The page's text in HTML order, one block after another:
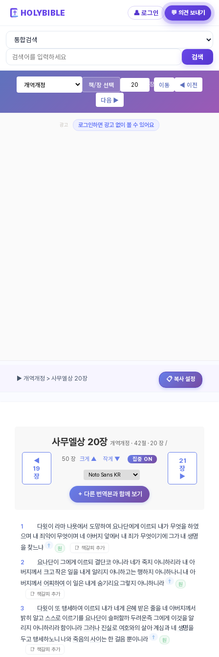
HOLYBIBLE 👤 로그인 💬 의견 보내기
성경읽기 - 개역개정 개역한글 NIV KJV
검색
책/장 선택 장 이동
◀ 이전
다음 ▶
광고 로그인하면 광고 없이 볼 수 있어요
▶ 개역개정 > 사무엘상 20장 📋 복사 설정
◀
19
장
사무엘상 20장개역개정 · 42절 · 20 장 /
50 장 크게 ▲ 작게 ▼ 집중 ON
＋ 다른 번역본과 함께 보기
21
장
▶
1 다윗 이 라마 나욧에서 도망하여 요나단에게 이르되 내가 무엇을 하였
으며 내 죄악이 무엇이며 네 아버지 앞에서 내 죄가 무엇이기에 그가 내 생명
을 찾느냐 † 원 📑 책갈피 추가
2 요나단이 그에게 이르되 결단코 아니라 네가 죽지 아니하리라 내 아
버지께서 크고 작은 일을 내게 알리지 아니하고는 행하지 아니하나니 내 아
버지께서 어찌하여 이 일은 내게 숨기리요 그렇지 아니하니라 † 원
📑 책갈피 추가
3 다윗 이 또 맹세하여 이르되 내가 네게 은혜 받은 줄을 네 아버지께서
밝히 알고 스스로 이르기를 요나단이 슬퍼할까 두려운즉 그에게 이것을 알
리지 아니하리라 함이니라그러나 진실 로 여호와의 살아 계심과 네 생명을
두고 맹세하노니 나와죽음의 사이 는 한 걸음 뿐이니라 † 원
📑 책갈피 추가